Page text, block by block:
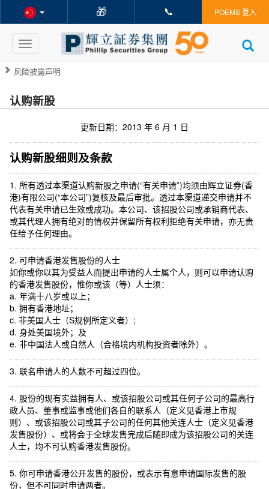
🎁 📞 POEMS 登入
Toggle
navigation
风险披露声明
认购新股
更新日期：2013 年 6 月 1 日
认购新股细则及条款
1. 所有透过本渠道认购新股之申请(“有关申请”)均须由辉立证券(香
港)有限公司(“本公司”)复核及最后审批。透过本渠道递交申请并不
代表有关申请已生效或成功。本公司、该招股公司或承销商代表、
或其代理人拥有绝对酌情权并保留所有权利拒绝有关申请，亦无责
任给予任何理由。
2. 可申请香港发售股份的人士
如你或你以其为受益人而提出申请的人士属个人，则可以申请认购
的香港发售股份，惟你或该（等）人士须：
a. 年满十八岁或以上；
b. 拥有香港地址；
c. 非美国人士（S规例所定义者）;
d. 身处美国境外；及
e. 非中国法人或自然人（合格境内机构投资者除外）。
3. 联名申请人的人数不可超过四位。
4. 股份的现有实益拥有人、或该招股公司或其任何子公司的最高行
政人员、董事或监事或他们各自的联系人（定义见香港上市规
则）、或该招股公司或其子公司的任何其他关连人士（定义见香港
发售股份）、或将会于全球发售完成后随即成为该招股公司的关连
人士，均不可认购香港发售股份。
5. 你可申请香港公开发售的股份，或表示有意申请国际发售的股
份，但不可同时申请两者。